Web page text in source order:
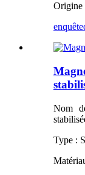
Origine
enquête
Nom
Type :